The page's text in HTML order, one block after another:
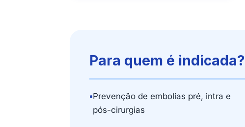
Para quem é indicada?
•Prevenção de embolias pré, intra e
pós-cirurgias